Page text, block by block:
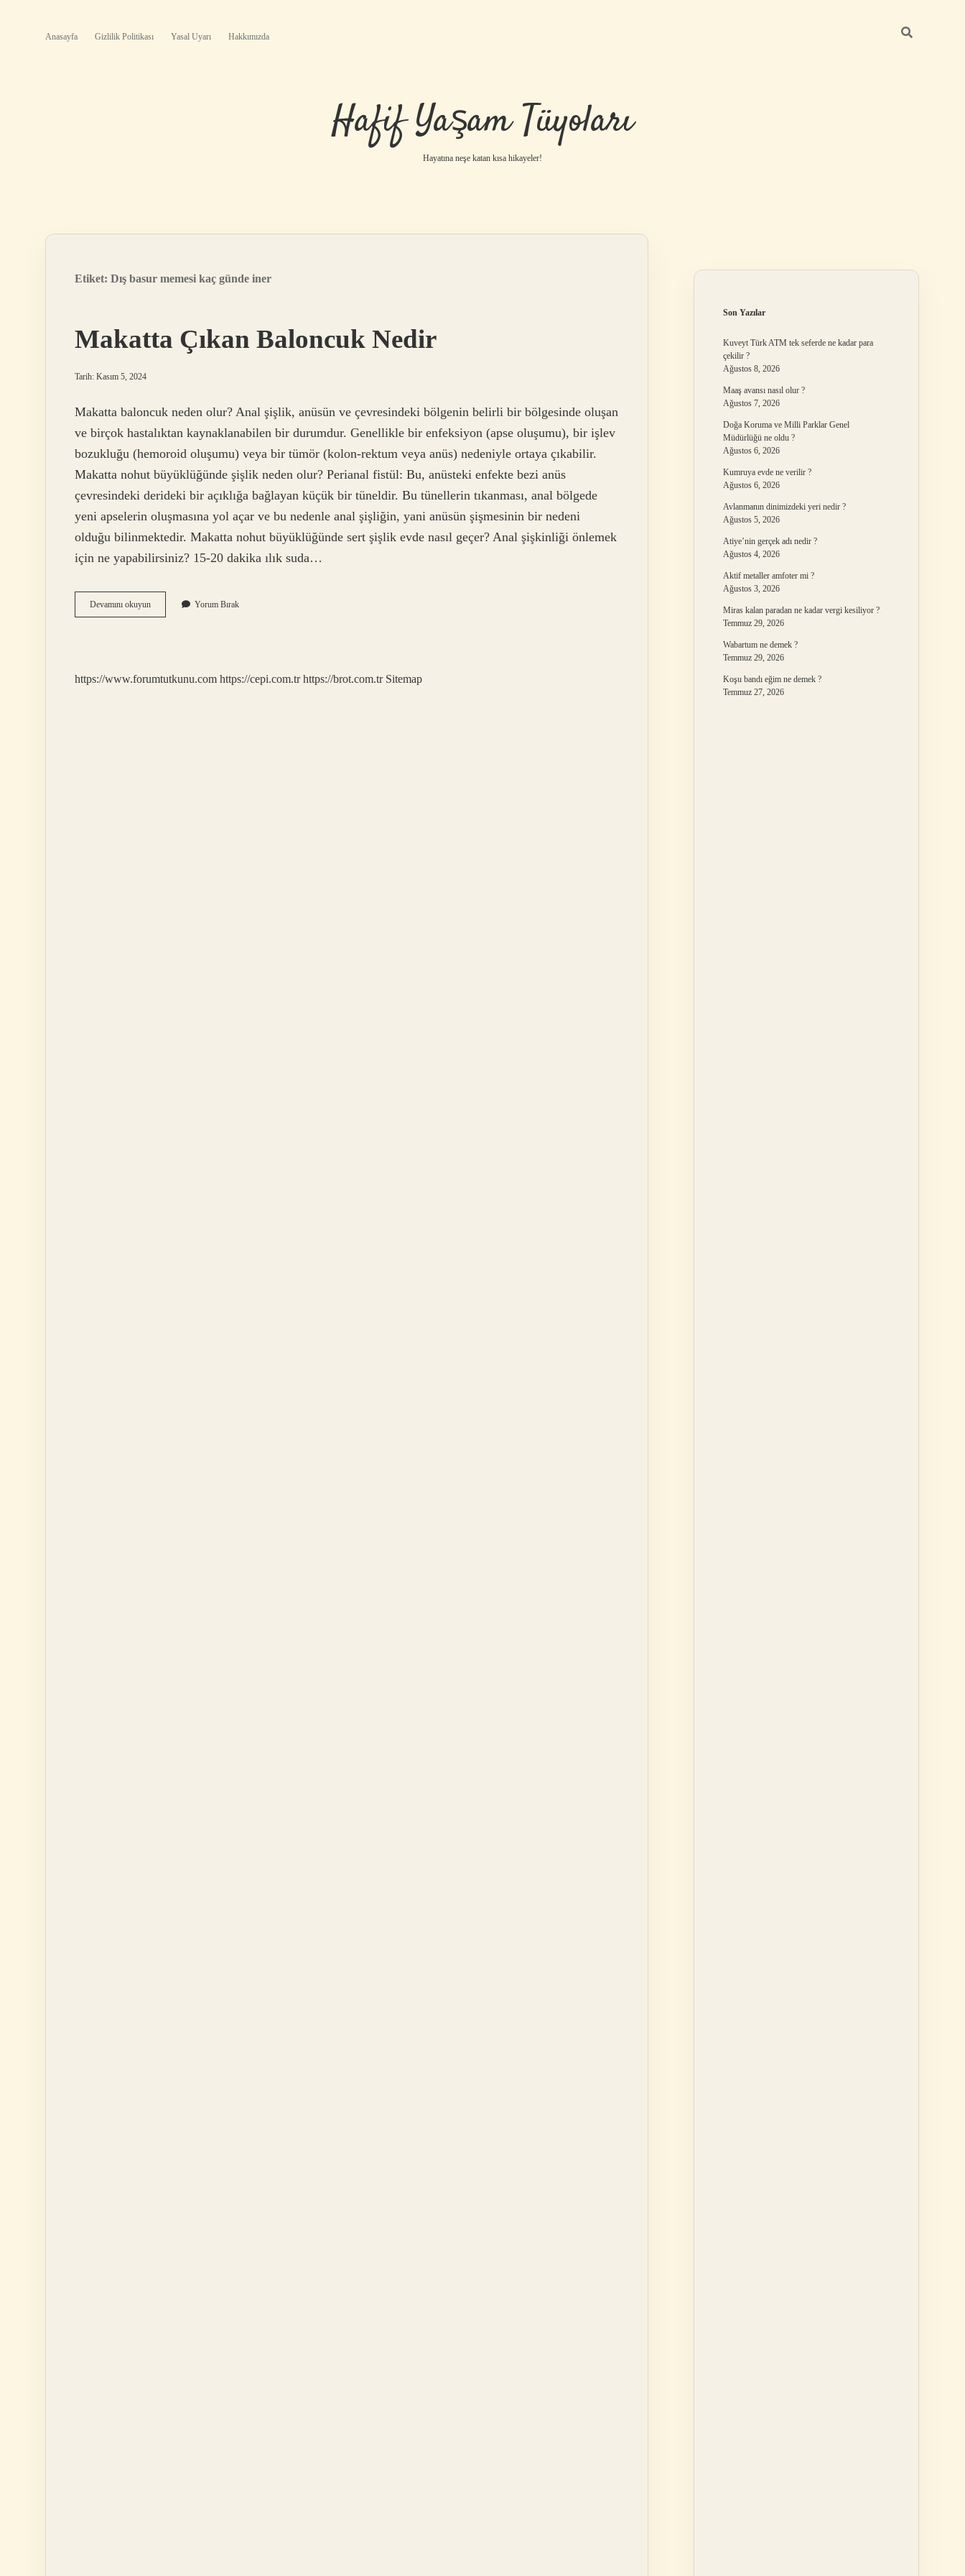
Anasayfa Gizlilik Politikası Yasal Uyarı Hakkımızda
Hafif Yaşam Tüyoları
Hayatına neşe katan kısa hikayeler!
Etiket: Dış basur memesi kaç günde iner
Makatta Çıkan Baloncuk Nedir
Tarih: Kasım 5, 2024
Makatta baloncuk neden olur? Anal şişlik, anüsün ve çevresindeki bölgenin belirli bir bölgesinde oluşan
ve birçok hastalıktan kaynaklanabilen bir durumdur. Genellikle bir enfeksiyon (apse oluşumu), bir işlev
bozukluğu (hemoroid oluşumu) veya bir tümör (kolon-rektum veya anüs) nedeniyle ortaya çıkabilir.
Makatta nohut büyüklüğünde şişlik neden olur? Perianal fistül: Bu, anüsteki enfekte bezi anüs
çevresindeki derideki bir açıklığa bağlayan küçük bir tüneldir. Bu tünellerin tıkanması, anal bölgede
yeni apselerin oluşmasına yol açar ve bu nedenle anal şişliğin, yani anüsün şişmesinin bir nedeni
olduğu bilinmektedir. Makatta nohut büyüklüğünde sert şişlik evde nasıl geçer? Anal şişkinliği önlemek
için ne yapabilirsiniz? 15-20 dakika ılık suda…
Devamını okuyunMakatta
Çıkan
Yorum Bırak
https://www.forumtutkunu.com https://cepi.com.tr https://brot.com.tr Sitemap
Son Yazılar
Kuveyt Türk ATM tek seferde ne kadar para
çekilir ?
Ağustos 8, 2026
Maaş avansı nasıl olur ?
Ağustos 7, 2026
Doğa Koruma ve Milli Parklar Genel
Müdürlüğü ne oldu ?
Ağustos 6, 2026
Kumruya evde ne verilir ?
Ağustos 6, 2026
Avlanmanın dinimizdeki yeri nedir ?
Ağustos 5, 2026
Atiye’nin gerçek adı nedir ?
Ağustos 4, 2026
Aktif metaller amfoter mi ?
Ağustos 3, 2026
Miras kalan paradan ne kadar vergi kesiliyor ?
Temmuz 29, 2026
Wabartum ne demek ?
Temmuz 29, 2026
Koşu bandı eğim ne demek ?
Temmuz 27, 2026